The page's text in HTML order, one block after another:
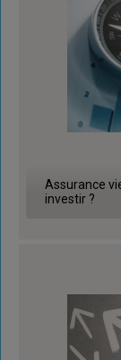
Assurance
investir ?